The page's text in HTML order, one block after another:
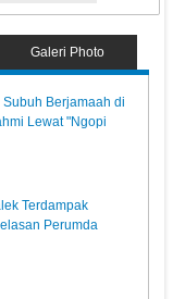
Galeri Photo
Berjamaah di
Lewat "Ngopi
Terdampak
Perumda